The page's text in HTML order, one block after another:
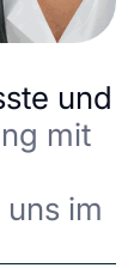
und
mit
im